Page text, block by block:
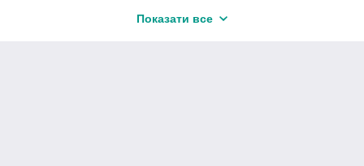
Показати все